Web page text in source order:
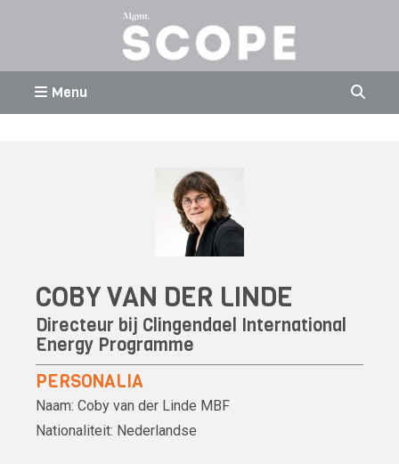
Menu
COBY VAN DER LINDE
Directeur bij Clingendael International
Energy Programme
PERSONALIA
Naam: Coby van der Linde MBF
Nationaliteit: Nederlandse